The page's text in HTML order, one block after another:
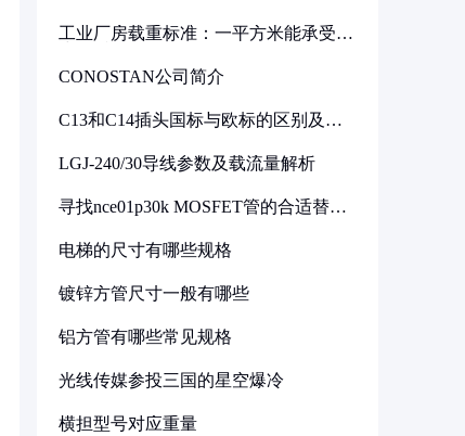
工业厂房载重标准：一平方米能承受多
CONOSTAN公司简介
C13和C14插头国标与欧标的区别及其
LGJ-240/30导线参数及载流量解析
寻找nce01p30k MOSFET管的合适替代
电梯的尺寸有哪些规格
镀锌方管尺寸一般有哪些
铝方管有哪些常见规格
光线传媒参投三国的星空爆冷
横担型号对应重量